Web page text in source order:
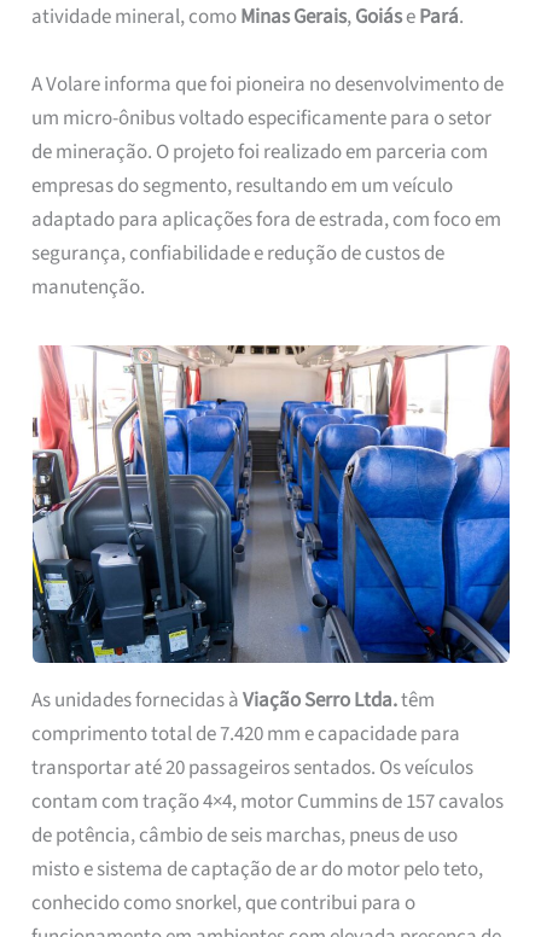
atividade mineral, comoMinas Gerais,GoiásePará.
A Volare informa que foi pioneira no desenvolvimento de
um micro-ônibus voltado especificamente para o setor
de mineração. O projeto foi realizado em parceria com
empresas do segmento, resultando em um veículo
adaptado para aplicações fora de estrada, com foco em
segurança, confiabilidade e redução de custos de
manutenção.
As unidades fornecidas àViação Serro Ltda.têm
comprimento total de 7.420 mm e capacidade para
transportar até 20 passageiros sentados. Os veículos
contam com tração 4×4, motor Cummins de 157 cavalos
de potência, câmbio de seis marchas, pneus de uso
misto e sistema de captação de ar do motor pelo teto,
conhecido como snorkel, que contribui para o